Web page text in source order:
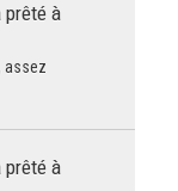
prêté à
assez
prêté à